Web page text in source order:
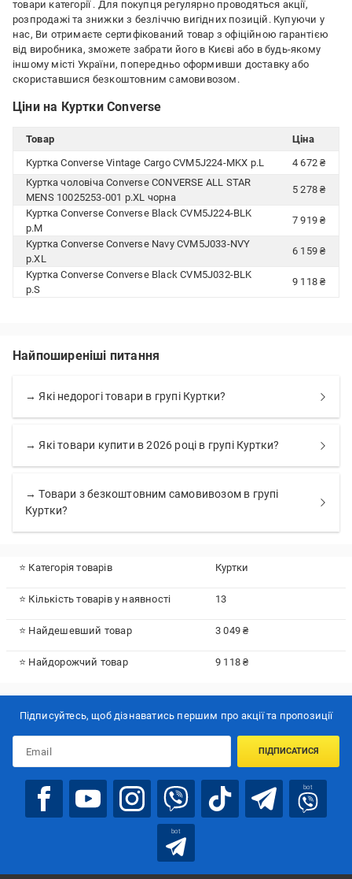
товари категорії . Для покупця регулярно проводяться акції,
розпродажі та знижки з безліччю вигідних позицій. Купуючи у
нас, Ви отримаєте сертифікований товар з офіційною гарантією
від виробника, зможете забрати його в Києві або в будь-якому
іншому місті України, попередньо оформивши доставку або
скориставшися безкоштовним самовивозом.
Ціни на Куртки Converse
Товар
Ціна
Куртка Converse Vintage Cargo CVM5J224-MKX р.L
4 672 ₴
Куртка чоловіча Converse CONVERSE ALL STAR
MENS 10025253-001 р.XL чорна
5 278 ₴
Куртка Converse Converse Black CVM5J224-BLK
р.M
7 919 ₴
Куртка Converse Converse Navy CVM5J033-NVY
р.XL
6 159 ₴
Куртка Converse Converse Black CVM5J032-BLK
р.S
9 118 ₴
Найпоширеніші питання
→ Які недорогі товари в групі Куртки?
→ Які товари купити в 2026 році в групі Куртки?
→ Товари з безкоштовним самовивозом в групі
Куртки?
⭐ Категорія товарів Куртки
⭐ Кількість товарів у наявності 13
⭐ Найдешевший товар 3 049 ₴
⭐ Найдорожчий товар 9 118 ₴
Підписуйтесь, щоб дізнаватись першим про акції та пропозиції
ПІДПИСАТИСЯ
bot
bot